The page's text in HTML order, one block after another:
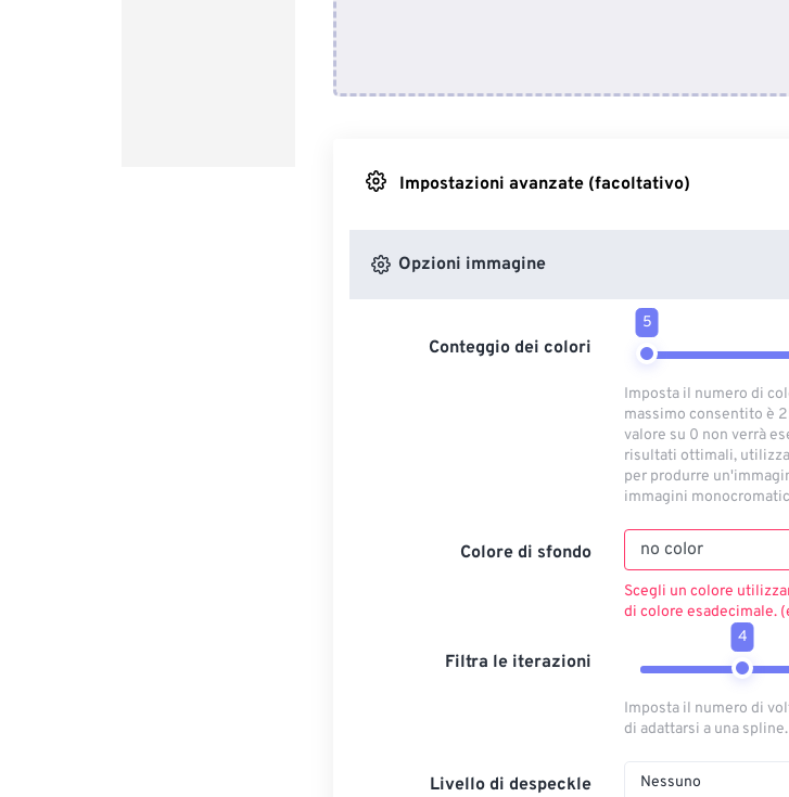
Impostazioni avanzate (facoltativo)
Opzioni immagine
Conteggio dei colori
5
Imposta il numero di
massimo consentito è
valore su 0 non verrà
risultati ottimali,
per produrre
immagini
Colore di sfondo
Scegli un colore
di colore esadecimale.
Filtra le iterazioni
4
Imposta il numero di
di adattarsi a una
Livello di despeckle Nessuno